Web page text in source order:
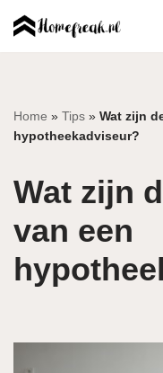
inhoud
Home » Tips » Wat zijn
hypotheekadviseur?
Wat zijn
van een